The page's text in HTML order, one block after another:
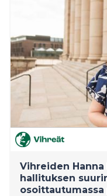
Vihreiden
hallituksen
osoittautumassa